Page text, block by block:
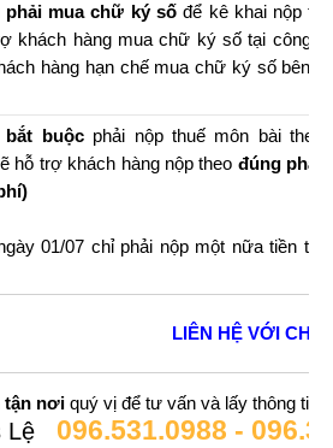
phải mua chữ ký số để kê khai nộp
khách hàng mua chữ ký số tại công
hàng hạn chế mua chữ ký số bên
bắt buộcphải nộp thuế môn bài theo
hỗ trợ khách hàng nộp theo đúng
01/07 chỉ phải nộp một nữa tiền
LIÊN HỆ VỚI
tận nơi quý vị để tư vấn và lấy thông tin
Lệ 096.531.0988 -